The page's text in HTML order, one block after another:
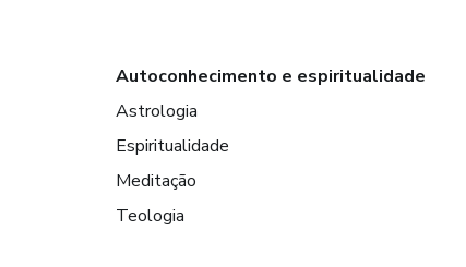
Autoconhecimento e espiritualidade
Astrologia
Espiritualidade
Meditação
Teologia